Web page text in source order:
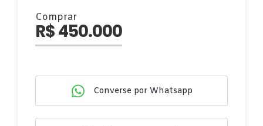
Comprar
R$ 450.000
Converse por Whatsapp